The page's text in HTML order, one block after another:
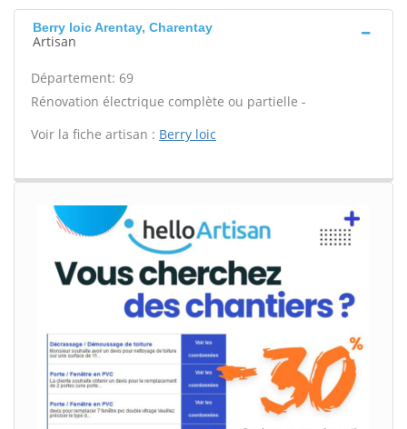
Berry loic Arentay, Charentay
Artisan
Département: 69
Rénovation électrique complète ou partielle -
Voir la fiche artisan : Berry loic